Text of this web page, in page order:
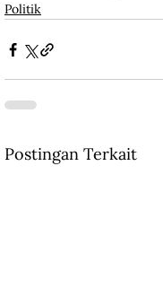
Politik
Postingan Terkait